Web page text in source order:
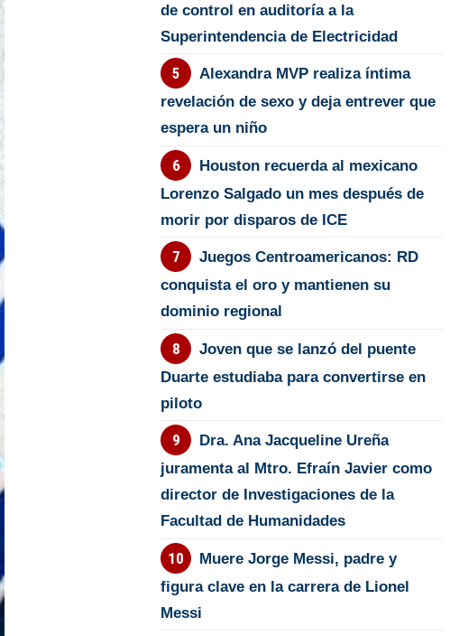
de control en auditoría a la
Superintendencia de Electricidad
Alexandra MVP realiza íntima
revelación de sexo y deja entrever que
espera un niño
Houston recuerda al mexicano
Lorenzo Salgado un mes después de
morir por disparos de ICE
Juegos Centroamericanos: RD
conquista el oro y mantienen su
dominio regional
Joven que se lanzó del puente
Duarte estudiaba para convertirse en
piloto
Dra. Ana Jacqueline Ureña
juramenta al Mtro. Efraín Javier como
director de Investigaciones de la
Facultad de Humanidades
Muere Jorge Messi, padre y
figura clave en la carrera de Lionel
Messi